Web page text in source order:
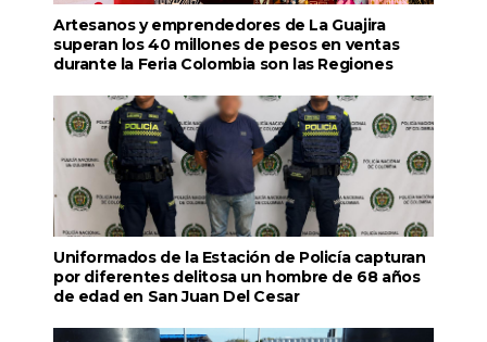
Artesanos y emprendedores de La Guajira
superan los 40 millones de pesos en ventas
durante la Feria Colombia son las Regiones
Uniformados de la Estación de Policía capturan
por diferentes delitosa un hombre de 68 años
de edad en San Juan Del Cesar